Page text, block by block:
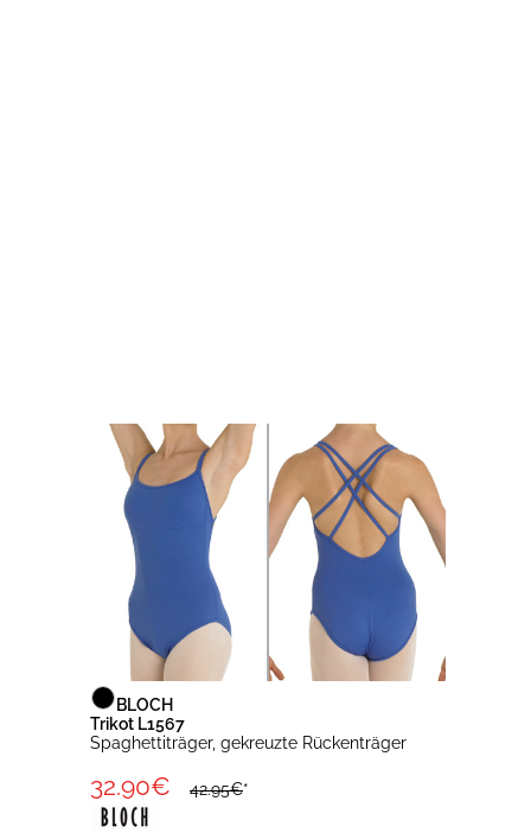
BLOCH
Trikot L1567
Spaghettiträger, gekreuzte Rückenträger
32.90€ 42.95€*